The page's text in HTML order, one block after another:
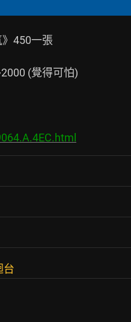
450一張
(覺得可怕)
台